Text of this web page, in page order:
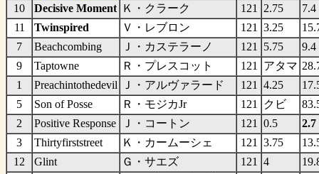
10
Decisive Moment Ｋ・クラーク 121 2.75
7.4
11
Twinspired Ｖ・レブロン 121 3.25
7
Beachcombing Ｊ・カステラーノ 121 5.75
9.4
9
Taptowne Ｒ・プレスコット 121 アタマ
1
Preachintothedevil Ｊ・アルヴァラード 121 4.25
5
Son of Posse Ｒ・モジカJr 121 クビ
2
Positive Response Ｊ・コートン 121 0.5
2.7
3
Thirtyfirststreet Ｋ・カームーシェ 121 3.75
12
Glint Ｇ・サエズ 121 4